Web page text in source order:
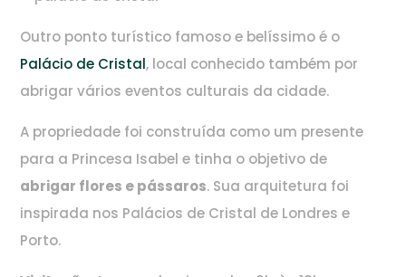
Outro ponto turístico famoso e belíssimo é o
Palácio de Cristal, local conhecido também por
abrigar vários eventos culturais da cidade.
A propriedade foi construída como um presente
para a Princesa Isabel e tinha o objetivo de
abrigar flores e pássaros. Sua arquitetura foi
inspirada nos Palácios de Cristal de Londres e
Porto.